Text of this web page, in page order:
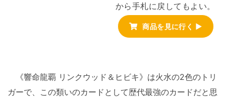
から手札に戻してもよい。
商品を見に行く ▶
《響命龍覇 リンクウッド＆ヒビキ》は火水の2色のトリ
ガーで、この類いのカードとして歴代最強のカードだと思